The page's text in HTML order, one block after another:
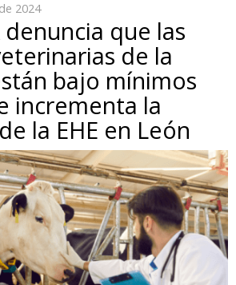
2024
denuncia que las
de la
bajo mínimos
incrementa la
la EHE en León